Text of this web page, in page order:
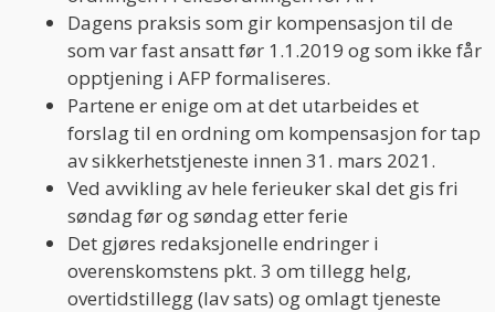
Dagens praksis som gir kompensasjon til de
som var fast ansatt før 1.1.2019 og som ikke får
opptjening i AFP formaliseres.
Partene er enige om at det utarbeides et
forslag til en ordning om kompensasjon for tap
av sikkerhetstjeneste innen 31. mars 2021.
Ved avvikling av hele ferieuker skal det gis fri
søndag før og søndag etter ferie
Det gjøres redaksjonelle endringer i
overenskomstens pkt. 3 om tillegg helg,
overtidstillegg (lav sats) og omlagt tjeneste